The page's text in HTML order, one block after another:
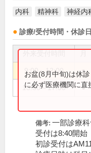
内科 精神科 神経内
診療/受付時間・休診日
9:00～12:00 ●
13:30～17:00 ●
お盆(8月中旬)は休
に必ず医療機関に直
備考: 一部診療科
受付は8:40開始
初診受付は